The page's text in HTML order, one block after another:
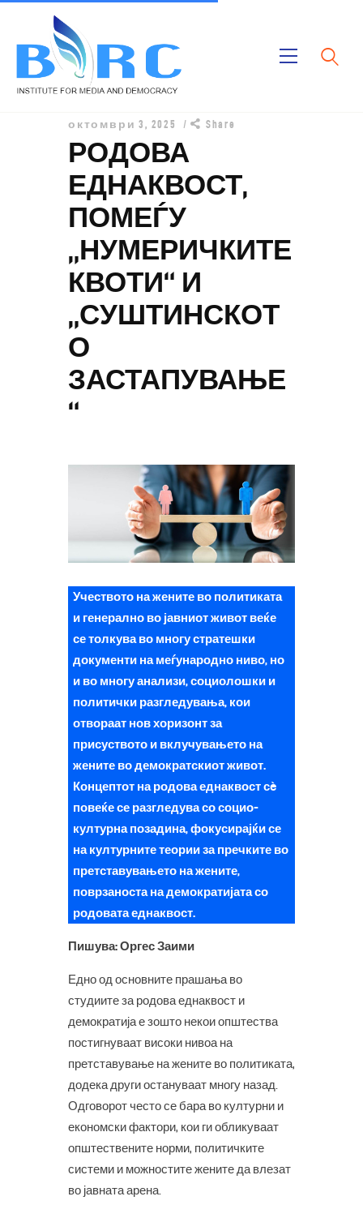
Публикации
Проекти
За Нас
октомври 3, 2025 Share
РОДОВА
ЕДНАКВОСТ,
ПОМЕЃУ
„НУМЕРИЧКИТЕ
КВОТИ“ И
„СУШТИНСКОТ
О
ЗАСТАПУВАЊЕ
“
Учеството на жените во политиката
и генерално во јавниот живот веќе
се толкува во многу стратешки
документи на меѓународно ниво, но
и во многу анализи, социолошки и
политички разгледувања, кои
отвораат нов хоризонт за
присуството и вклучувањето на
жените во демократскиот живот.
Концептот на родова еднаквост сè
повеќе се разгледува со социо-
културна позадина, фокусирајќи се
на културните теории за пречките во
претставувањето на жените,
поврзаноста на демократијата со
родовата еднаквост.
Пишува: Оргес Заими
Едно од основните прашања во
студиите за родова еднаквост и
демократија е зошто некои општества
постигнуваат високи нивоа на
претставување на жените во политиката,
додека други остануваат многу назад.
Одговорот често се бара во културни и
економски фактори, кои ги обликуваат
општествените норми, политичките
системи и можностите жените да влезат
во јавната арена.